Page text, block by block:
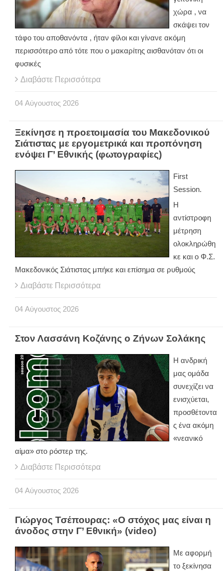
χώρα , να
σκάψει τον
τάφο του αποθανόντα , ήταν φίλοι και γίνανε ακόμη
περισσότερο από τότε που ο μακαρίτης αισθανόταν ότι οι
φυσικές
Διαβάστε Περισσότερα
04 Αύγουστος 2026
Ξεκίνησε η προετοιμασία του Μακεδονικού
Σιάτιστας με εργομετρικά και προπόνηση
ενόψει Γ’ Εθνικής (φωτογραφίες)
First
Session.
Η
αντίστροφη
μέτρηση
ολοκληρώθη
κε και ο Φ.Σ.
Μακεδονικός Σιάτιστας μπήκε και επίσημα σε ρυθμούς
Διαβάστε Περισσότερα
04 Αύγουστος 2026
Στον Λασσάνη Κοζάνης ο Ζήνων Σολάκης
Η ανδρική
μας ομάδα
συνεχίζει να
ενισχύεται,
προσθέτοντα
ς ένα ακόμη
«νεανικό
αίμα» στο ρόστερ της.
Διαβάστε Περισσότερα
04 Αύγουστος 2026
Γιώργος Τσέπουρας: «Ο στόχος μας είναι η
άνοδος στην Γ’ Εθνική» (video)
Με αφορμή
το ξεκίνησα